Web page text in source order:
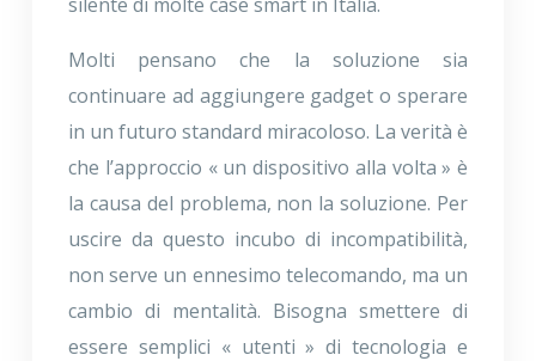
Molti pensano che la soluzione sia
continuare ad aggiungere gadget o sperare
in un futuro standard miracoloso. La verità è
che l’approccio « un dispositivo alla volta » è
la causa del problema, non la soluzione. Per
uscire da questo incubo di incompatibilità,
non serve un ennesimo telecomando, ma un
cambio di mentalità. Bisogna smettere di
essere semplici « utenti » di tecnologia e